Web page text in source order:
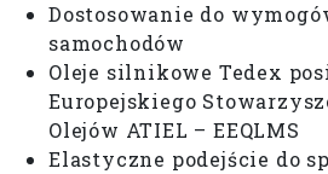
Dostosowanie do
samochodów
Oleje silnikowe Tedex
Europejskiego
Olejów ATIEL – EEQLMS
Elastyczne podejście do